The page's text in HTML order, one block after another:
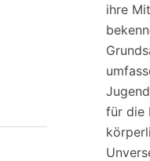
ihre
für die